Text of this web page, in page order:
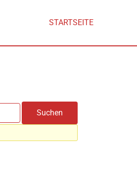
STARTSEITE